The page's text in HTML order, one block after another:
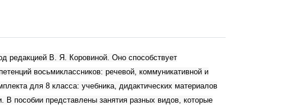
редакцией В. Я. Коровиной. Оно способствует
восьмиклассников: речевой, коммуникативной и
для 8 класса: учебника, дидактических материалов
пособии представлены занятия разных видов, которые